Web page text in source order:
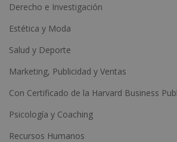
Derecho e Investigación
Estética y Moda
Salud y Deporte
Marketing, Publicidad y Ventas
Con Certificado de la Harvard Business
Psicología y Coaching
Recursos Humanos